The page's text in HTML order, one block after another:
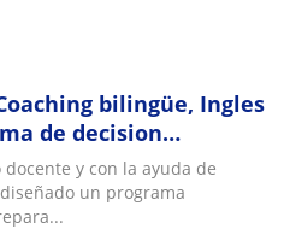
bilingüe, Ingles
de decision
la IA
docente y con la ayuda de
un programa